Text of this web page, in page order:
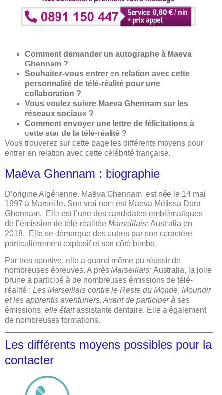
Comment demander un autographe à Maeva
Ghennam ?
Souhaitez-vous entrer en relation avec cette
personnalité de télé-réalité pour une
collaboration ?
Vous voulez suivre Maeva Ghennam sur les
réseaux sociaux ?
Comment envoyer une lettre de félicitations à
cette star de la télé-réalité ?
Vous trouverez sur cette page les différents moyens pour
entrer en relation avec cette célébrité française.
Maëva Ghennam : biographie
D’origine Algérienne, Maëva Ghennam est née le 14 mai
1997 à Marseille. Son vrai nom est Maeva Mélissa Dora
Ghennam. Elle est l’une des candidates emblématiques
de l’émission de télé-réalitée Marseillais: Australia en
2018. Elle se démarque des autres par son caractère
particulièrement explosif et son côté bimbo.
Par très sportive, elle a quand même pu réussir de
nombreuses épreuves. A près Marseillais: Australia, la jolie
brune a participé à de nombreuses émissions de télé-
réalité : Les Marseillais contre le Reste du Monde, Moundir
et les apprentis aventuriers. Avant de participer à ses
émissions, elle étaitassistante dentaire. Elle a également
de nombreuses formations.
Les différents moyens possibles pour la
contacter